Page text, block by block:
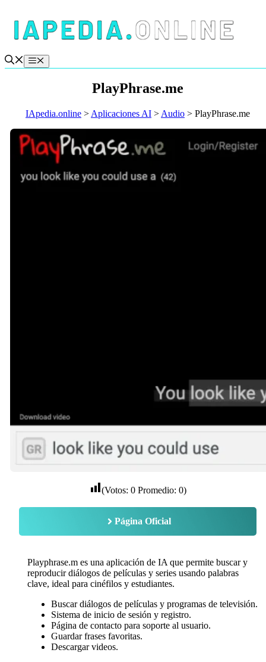
contenido
Menú
PlayPhrase.me
IApedia.online > Aplicaciones AI > Audio > PlayPhrase.me
(Votos: 0Promedio: 0)
Página Oficial
Playphrase.m es una aplicación de IA que permite buscar y
reproducir diálogos de películas y series usando palabras
clave, ideal para cinéfilos y estudiantes.
Buscar diálogos de películas y programas de televisión.
Sistema de inicio de sesión y registro.
Página de contacto para soporte al usuario.
Guardar frases favoritas.
Descargar videos.